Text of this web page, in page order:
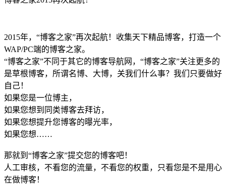
2015年，“博客之家”再次起航！收集天下精品博客，打造一个
WAP/PC端的博客之家。
“博客之家”不同于其它的博客导航网，“博客之家”关注更多的
是草根博客，所谓名博、大博，关我们什么事？我们只要做好
自己！
如果您是一位博主，
如果您想到同类博客去拜访，
如果您想提升您博客的曝光率，
如果您想……
那就到“博客之家”提交您的博客吧！
人工审核，不看您的流量，不看您的权重，只看您是不是用心
在做博客！